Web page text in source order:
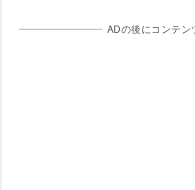
ADの後にコンテン